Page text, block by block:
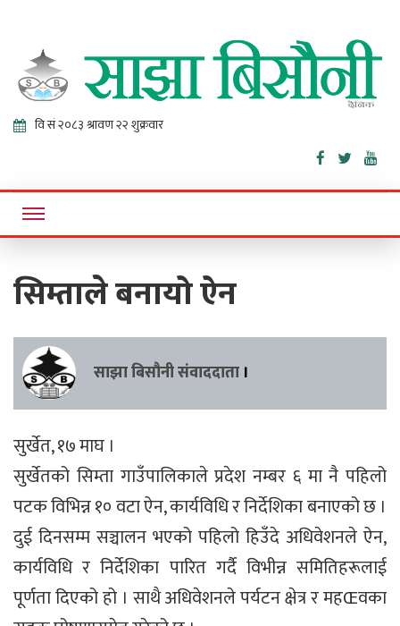
Sajha
Bisaunee
Online News Portal
सिम्ताले बनायो ऐन
साझा बिसौनी संवाददाता ।
सुर्खेत, १७ माघ ।
सुर्खेतको सिम्ता गाउँपालिकाले प्रदेश नम्बर ६ मा नै पहिलो
पटक विभिन्न १० वटा ऐन, कार्यविधि र निर्देशिका बनाएको छ ।
दुई दिनसम्म सञ्चालन भएको पहिलो हिउँदे अधिवेशनले ऐन,
कार्यविधि र निर्देशिका पारित गर्दै विभीन्न समितिहरूलाई
पूर्णता दिएको हो । साथै अधिवेशनले पर्यटन क्षेत्र र महŒवका